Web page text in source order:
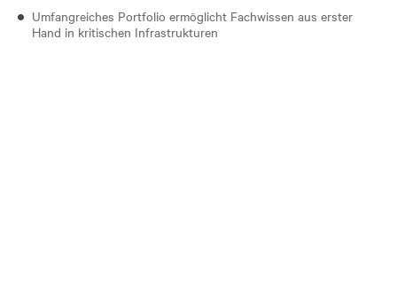
Umfangreiches Portfolio ermöglicht Fachwissen aus erster
Hand in kritischen Infrastrukturen